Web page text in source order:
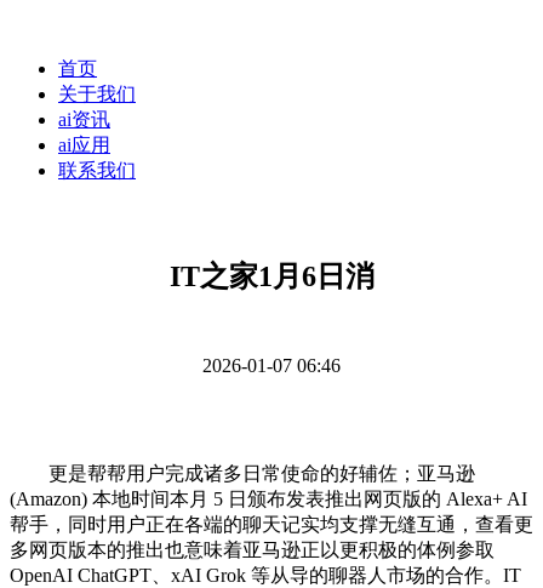
首页
关于我们
ai资讯
ai应用
联系我们
IT之家1月6日消
2026-01-07 06:46
更是帮帮用户完成诸多日常使命的好辅佐；亚马逊
(Amazon) 本地时间本月 5 日颁布发表推出网页版的 Alexa+ AI
帮手，同时用户正在各端的聊天记实均支撑无缝互通，查看更
多网页版本的推出也意味着亚马逊正以更积极的体例参取
OpenAI ChatGPT、xAI Grok 等从导的聊器人市场的合作。IT